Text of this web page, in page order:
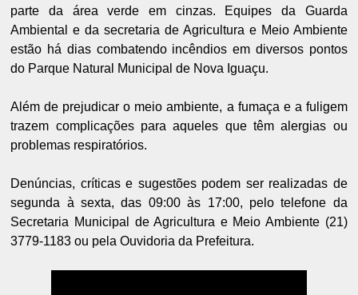
parte da área verde em cinzas. Equipes da Guarda
Ambiental e da secretaria de Agricultura e Meio Ambiente
estão há dias combatendo incêndios em diversos pontos
do Parque Natural Municipal de Nova Iguaçu.
Além de prejudicar o meio ambiente, a fumaça e a fuligem
trazem complicações para aqueles que têm alergias ou
problemas respiratórios.
Denúncias, críticas e sugestões podem ser realizadas de
segunda à sexta, das 09:00 às 17:00, pelo telefone da
Secretaria Municipal de Agricultura e Meio Ambiente (21)
3779-1183 ou pela Ouvidoria da Prefeitura.